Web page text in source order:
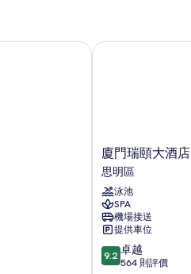
廈
門
瑞
頤
大
酒
店
思
明
廈門瑞頤大酒店
思明區
泳池
SPA
機場接送
提供車位
9.2
分
9.2 卓越
564 則評價
廈門瑞頤大酒店